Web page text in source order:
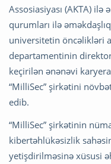
Assosiasiyası (AKTA) ilə
qurumları ilə
universitetin öncəlikləri
departamentinin
keçirilən ənənəvi
“MilliSec” şirkətini
edib.
“MilliSec” şirkətinin
kibertəhlükəsizlik
yetişdirilməsinə xüsusi